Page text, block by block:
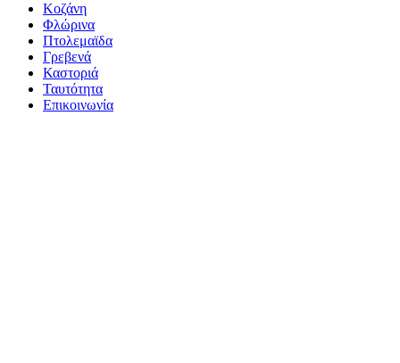
Κοζάνη
Φλώρινα
Πτολεμαϊδα
Γρεβενά
Καστοριά
Ταυτότητα
Επικοινωνία